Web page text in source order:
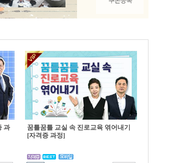
과
꿈틀꿈틀 교실 속 진로교육 엮어내기
[자격증 과정]